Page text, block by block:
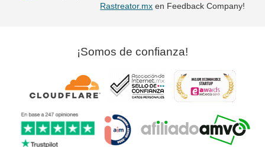
Rastreator.mx en Feedback Company!
¡Somos de confianza!